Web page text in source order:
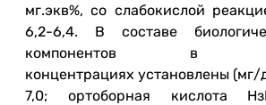
мг.экв%, со слабокислой
6,2-6,4. В составе
компонентов в
концентрациях установлены (мг/
7,0; ортоборная кислота